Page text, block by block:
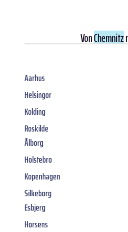
VonChemnitz
Aarhus
Helsingor
Kolding
Roskilde
Ålborg
Holstebro
Kopenhagen
Silkeborg
Esbjerg
Horsens